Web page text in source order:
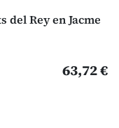
del Rey en Jacme
63,72 €